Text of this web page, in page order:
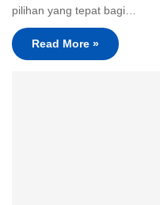
pilihan yang tepat bagi…
Read More »